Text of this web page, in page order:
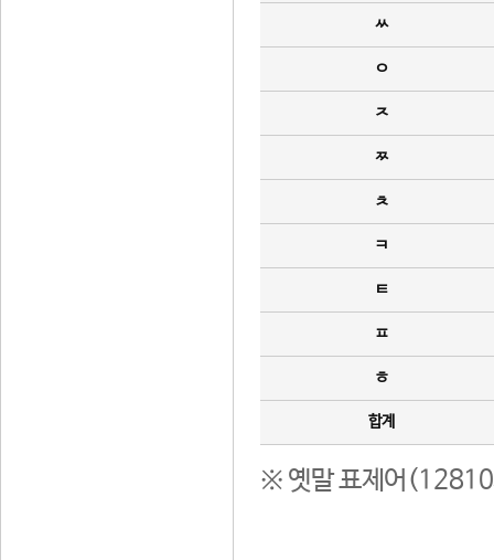
ㅆ
ㅇ
ㅈ
ㅉ
ㅊ
ㅋ
ㅌ
ㅍ
ㅎ
합계
※ 옛말 표제어(12810